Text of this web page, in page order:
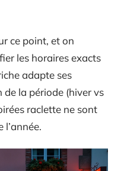
ce point, et on
les horaires exacts
adapte ses
la période (hiver vs
raclette ne sont
l’année.